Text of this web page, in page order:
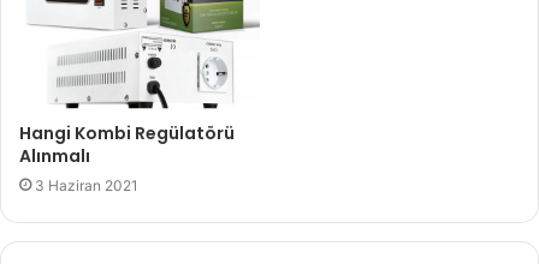
Hangi Kombi Regülatörü
Alınmalı
3 Haziran 2021